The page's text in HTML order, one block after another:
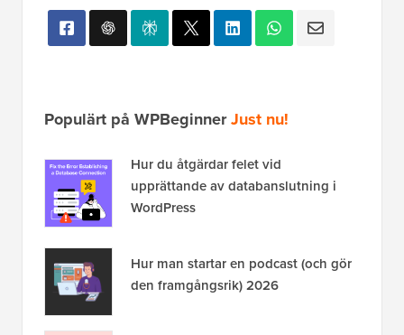
Populärt på WPBeginnerJust nu!
Hur du åtgärdar felet vid
upprättande av databanslutning i
WordPress
Hur man startar en podcast (och gör
den framgångsrik) 2026